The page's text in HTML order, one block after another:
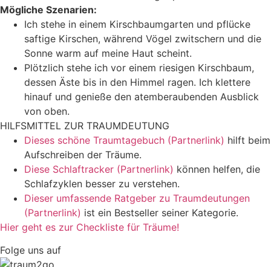
Mögliche Szenarien:
Ich stehe in einem Kirschbaumgarten und pflücke
saftige Kirschen, während Vögel zwitschern und die
Sonne warm auf meine Haut scheint.
Plötzlich stehe ich vor einem riesigen Kirschbaum,
dessen Äste bis in den Himmel ragen. Ich klettere
hinauf und genieße den atemberaubenden Ausblick
von oben.
HILFSMITTEL ZUR TRAUMDEUTUNG
Dieses schöne Traumtagebuch (Partnerlink) hilft beim
Aufschreiben der Träume.
Diese Schlaftracker (Partnerlink) können helfen, die
Schlafzyklen besser zu verstehen.
Dieser umfassende Ratgeber zu Traumdeutungen
(Partnerlink) ist ein Bestseller seiner Kategorie.
Hier geht es zur Checkliste für Träume!
Folge uns auf